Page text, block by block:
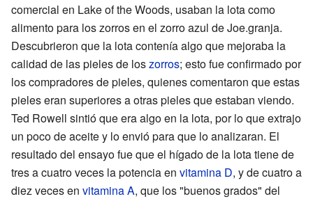
comercial en Lake of the Woods, usaban la lota como
alimento para los zorros en el zorro azul de Joe.granja.
Descubrieron que la lota contenía algo que mejoraba la
calidad de las pieles de loszorros; esto fue confirmado por
los compradores de pieles, quienes comentaron que estas
pieles eran superiores a otras pieles que estaban viendo.
Ted Rowell sintió que era algo en la lota, por lo que extrajo
un poco de aceite y lo envió para que lo analizaran. El
resultado del ensayo fue que el hígado de la lota tiene de
tres a cuatro veces la potencia en vitamina D, y de cuatro a
diez veces en vitamina A, que los "buenos grados" del